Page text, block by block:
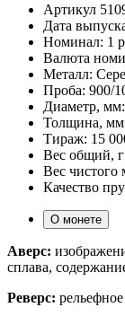
Артикул
Дата
Номинал: 1
Валюта
Металл:
Проба: 900/
Диаметр, мм:
Толщина,
Тираж: 15
Вес общий,
Вес чистого
Качество
О монете
Аверс:
сплава,
Реверс: